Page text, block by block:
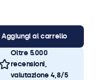
Aggiungi al carrello
Oltre 5.000
recensioni,
valutazione 4,8/5